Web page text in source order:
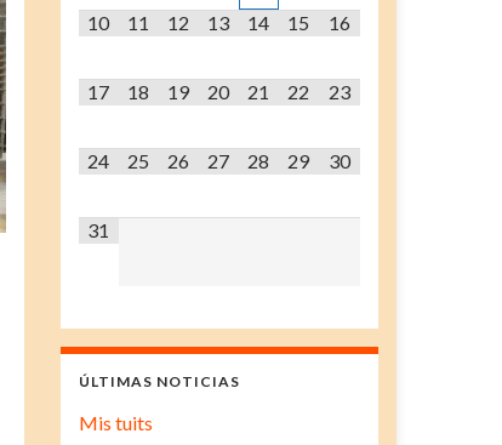
10 11 12 13 14 15 16
17 18 19 20 21 22 23
24 25 26 27 28 29 30
31
ÚLTIMAS NOTICIAS
Mis tuits